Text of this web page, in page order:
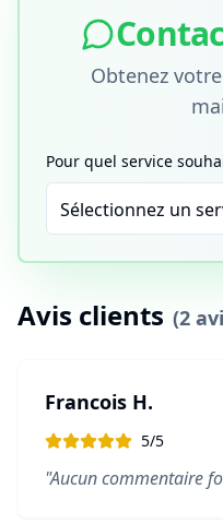
Obtenez
Pour quel service
Avis clients (2
Francois H.
5/5
"Aucun commentaire